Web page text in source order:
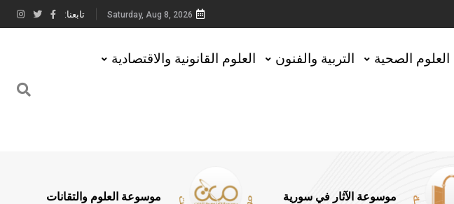
Saturday, Aug 8, 2026 تابعنا:
العلوم الصحية التربية والفنون العلوم القانونية والاقتصادية
موسوعة الآثار في سورية موسوعة العلوم والتقانات